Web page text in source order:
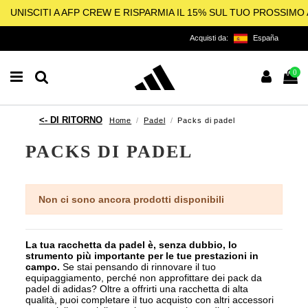
UNISCITI A AFP CREW E RISPARMIA IL 15% SUL TUO PROSSIMO
Acquisti da: España
0
Home Padel Packs di padel
PACKS DI PADEL
Non ci sono ancora prodotti disponibili
La tua racchetta da padel è, senza dubbio, lo
strumento più importante per le tue prestazioni in
campo. Se stai pensando di rinnovare il tuo
equipaggiamento, perché non approfittare dei pack da
padel di adidas? Oltre a offrirti una racchetta di alta
qualità, puoi completare il tuo acquisto con altri accessori